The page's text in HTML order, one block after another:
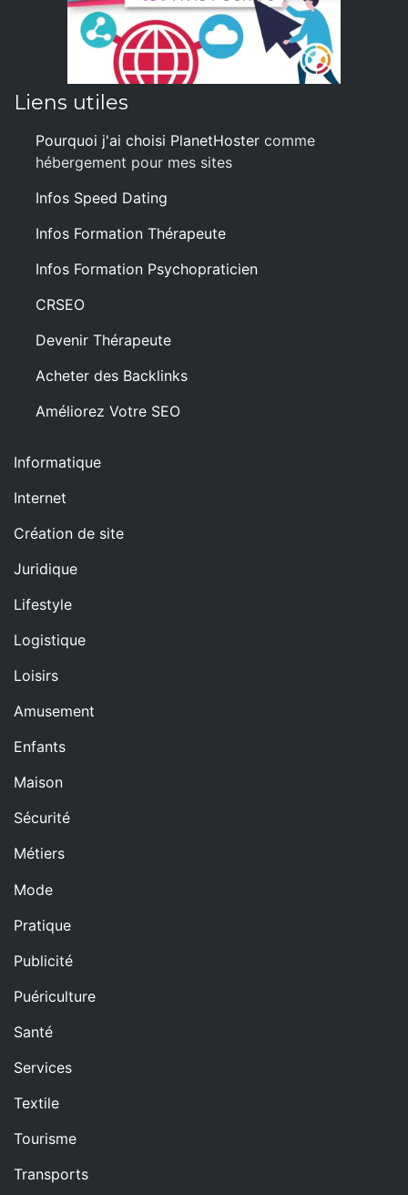
Liens utiles
Pourquoi j'ai choisi PlanetHoster comme
hébergement pour mes sites
Infos Speed Dating
Infos Formation Thérapeute
Infos Formation Psychopraticien
CRSEO
Devenir Thérapeute
Acheter des Backlinks
Améliorez Votre SEO
Informatique
Internet
Création de site
Juridique
Lifestyle
Logistique
Loisirs
Amusement
Enfants
Maison
Sécurité
Métiers
Mode
Pratique
Publicité
Puériculture
Santé
Services
Textile
Tourisme
Transports